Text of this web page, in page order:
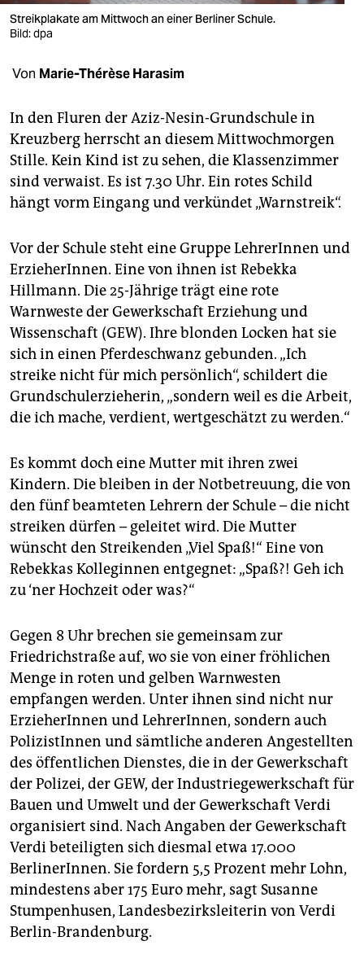
veranstaltungen
fragen & hilfe
unterstützen
abo
genossenschaft
epaper login
Streikplakate am Mittwoch an einer Berliner Schule.
Bild: dpa
Von Marie-Thérèse Harasim
In den Fluren der Aziz-Nesin-Grundschule in
Kreuzberg herrscht an diesem Mittwochmorgen
Stille. Kein Kind ist zu sehen, die Klassenzimmer
sind verwaist. Es ist 7.30 Uhr. Ein rotes Schild
hängt vorm Eingang und verkündet „Warnstreik“.
Vor der Schule steht eine Gruppe LehrerInnen und
ErzieherInnen. Eine von ihnen ist Rebekka
Hillmann. Die 25-Jährige trägt eine rote
Warnweste der Gewerkschaft Erziehung und
Wissenschaft (GEW). Ihre blonden Locken hat sie
sich in einen Pferdeschwanz gebunden. „Ich
streike nicht für mich persönlich“, schildert die
Grundschulerzieherin, „sondern weil es die Arbeit,
die ich mache, verdient, wertgeschätzt zu werden.“
Es kommt doch eine Mutter mit ihren zwei
Kindern. Die bleiben in der Notbetreuung, die von
den fünf beamteten Lehrern der Schule – die nicht
streiken dürfen – geleitet wird. Die Mutter
wünscht den Streikenden „Viel Spaß!“ Eine von
Rebekkas Kolleginnen entgegnet: „Spaß?! Geh ich
zu ‘ner Hochzeit oder was?“
Gegen 8 Uhr brechen sie gemeinsam zur
Friedrichstraße auf, wo sie von einer fröhlichen
Menge in roten und gelben Warnwesten
empfangen werden. Unter ihnen sind nicht nur
ErzieherInnen und LehrerInnen, sondern auch
PolizistInnen und sämtliche anderen Angestellten
des öffentlichen Dienstes, die in der Gewerkschaft
der Polizei, der GEW, der Industriegewerkschaft für
Bauen und Umwelt und der Gewerkschaft Verdi
organisiert sind. Nach Angaben der Gewerkschaft
Verdi beteiligten sich diesmal etwa 17.000
BerlinerInnen. Sie fordern 5,5 Prozent mehr Lohn,
mindestens aber 175 Euro mehr, sagt Susanne
Stumpenhusen, Landesbezirksleiterin von Verdi
Berlin-Brandenburg.